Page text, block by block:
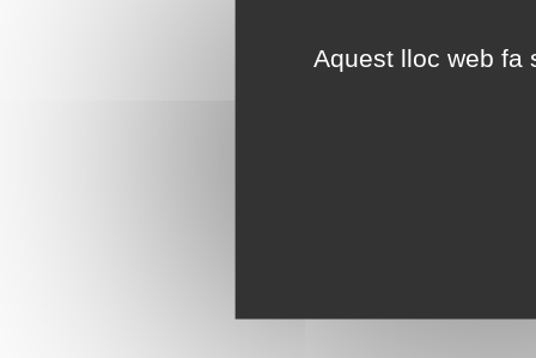
Aquest lloc web fa